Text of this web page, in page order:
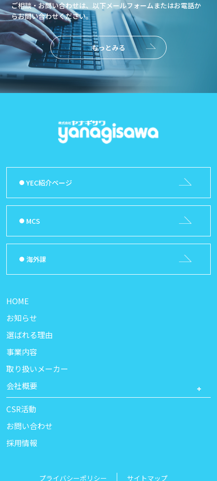
ご相談・お問い合わせは、以下メールフォームまたはお電話か
らお問い合わせください。
もっとみる
YEC紹介ページ
MCS
海外課
HOME
お知らせ
選ばれる理由
事業内容
取り扱いメーカー
会社概要
代表挨拶
営業拠点
CSR活動
お問い合わせ
採用情報
プライバシーポリシー サイトマップ